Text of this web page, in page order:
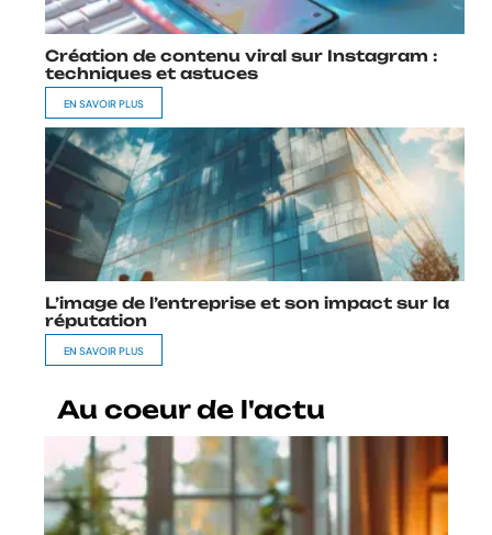
Création de contenu viral sur Instagram :
techniques et astuces
EN SAVOIR PLUS
L’image de l’entreprise et son impact sur la
réputation
EN SAVOIR PLUS
Au coeur de l'actu